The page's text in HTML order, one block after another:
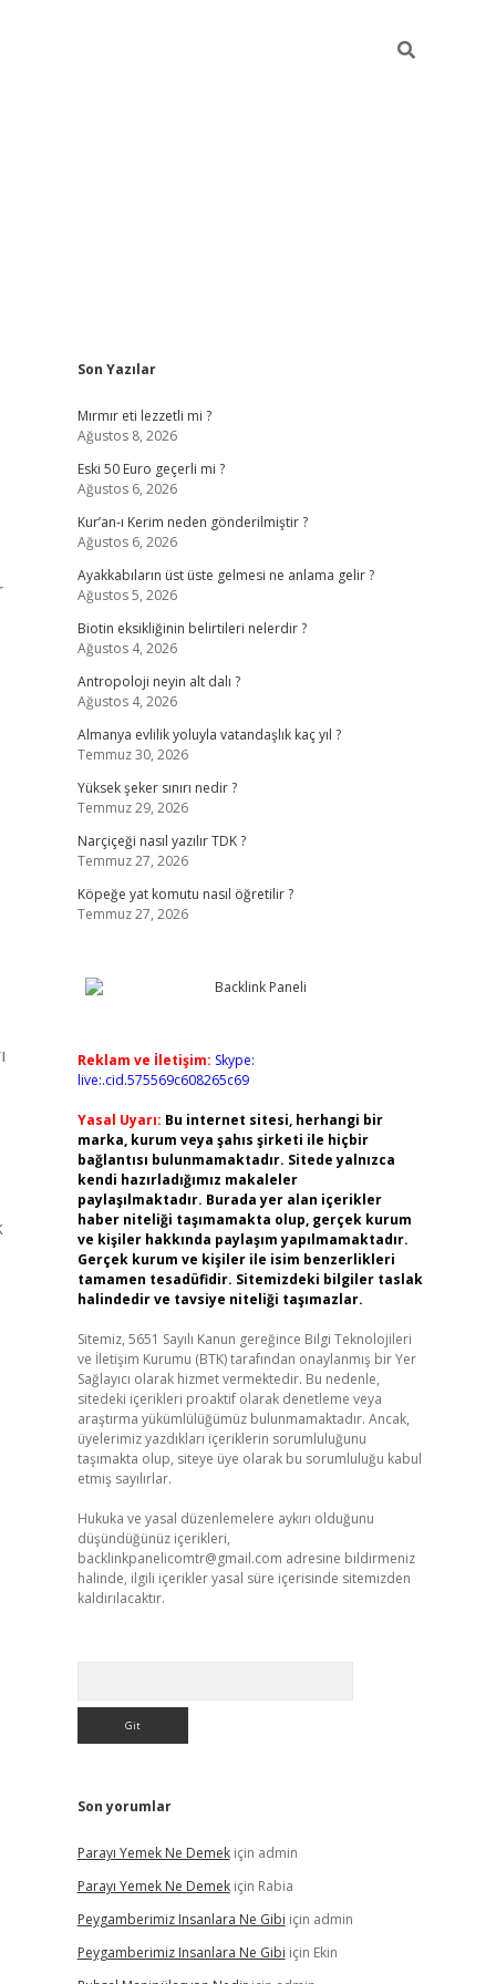
Sidebar
Son Yazılar
Mırmır eti lezzetli mi ?
Ağustos 8, 2026
Eski 50 Euro geçerli mi ?
Ağustos 6, 2026
Kur’an-ı Kerim neden gönderilmiştir ?
Ağustos 6, 2026
Ayakkabıların üst üste gelmesi ne anlama gelir ?
Ağustos 5, 2026
Biotin eksikliğinin belirtileri nelerdir ?
Ağustos 4, 2026
Antropoloji neyin alt dalı ?
Ağustos 4, 2026
Almanya evlilik yoluyla vatandaşlık kaç yıl ?
Temmuz 30, 2026
Yüksek şeker sınırı nedir ?
Temmuz 29, 2026
Narçiçeği nasıl yazılır TDK ?
Temmuz 27, 2026
Köpeğe yat komutu nasıl öğretilir ?
Temmuz 27, 2026
Reklam ve İletişim: Skype:
live:.cid.575569c608265c69
Yasal Uyarı: Bu internet sitesi, herhangi bir
marka, kurum veya şahıs şirketi ile hiçbir
bağlantısı bulunmamaktadır. Sitede yalnızca
kendi hazırladığımız makaleler
paylaşılmaktadır. Burada yer alan içerikler
haber niteliği taşımamakta olup, gerçek kurum
ve kişiler hakkında paylaşım yapılmamaktadır.
Gerçek kurum ve kişiler ile isim benzerlikleri
tamamen tesadüfidir. Sitemizdeki bilgiler taslak
halindedir ve tavsiye niteliği taşımazlar.
Sitemiz, 5651 Sayılı Kanun gereğince Bilgi Teknolojileri
ve İletişim Kurumu (BTK) tarafından onaylanmış bir Yer
Sağlayıcı olarak hizmet vermektedir. Bu nedenle,
sitedeki içerikleri proaktif olarak denetleme veya
araştırma yükümlülüğümüz bulunmamaktadır. Ancak,
üyelerimiz yazdıkları içeriklerin sorumluluğunu
taşımakta olup, siteye üye olarak bu sorumluluğu kabul
etmiş sayılırlar.
Hukuka ve yasal düzenlemelere aykırı olduğunu
düşündüğünüz içerikleri,
backlinkpanelicomtr@gmail.com adresine bildirmeniz
halinde, ilgili içerikler yasal süre içerisinde sitemizden
kaldırılacaktır.
Son yorumlar
Parayı Yemek Ne Demekiçin admin
Parayı Yemek Ne Demekiçin Rabia
Peygamberimiz Insanlara Ne Gibi için admin
Peygamberimiz Insanlara Ne Gibi için Ekin